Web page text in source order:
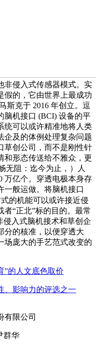
非侵入式传感器模式。实
假的，它由世界上最成功
斯克于 2016 年创立。逗
脑机接口 (BCI) 设备的平
统可以或许精准地将人类
企及的体例处理复杂问题
草创公司，而不是刚性针
和形态传送给不雅众，更
无阻：迄今为止，）人
万亿个。穿透电极本身存
一般运做。将脑机接口
的机能可以或许接近侵
者“正北”标的目的。最常
侵入式脑机接术和草创企
分的核准，以便穿透大
场庞大的手艺范式改变的
”的人文底色取价
、影响力的评选之一
群华